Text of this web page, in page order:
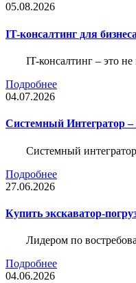
05.08.2026
IT-консалтинг для
IT-консалтинг – это
Подробнее
04.07.2026
Системный Интегратор
Системный
Подробнее
27.06.2026
Купить экскаватор-
Лидером по
Подробнее
04.06.2026